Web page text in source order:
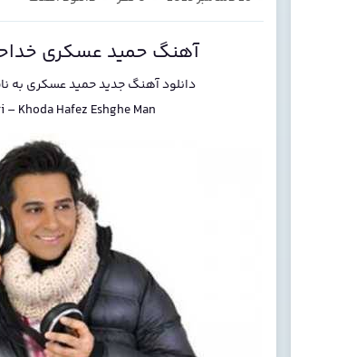
آهنگ حمید عسکری
دانلود آهنگ جدیدحمید عسکری به
–Khoda Hafez Eshghe Man